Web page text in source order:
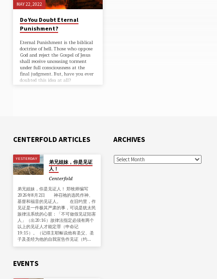
MAY 22, 2022
Do You Doubt Eternal
Punishment?
Eternal Punishment is the biblical
doctrine of hell. Those who oppose
God and reject the Gospel of Jesus
shall receive unceasing torment
under full consciousness at the
final judgment. But, have you ever
doubted this idea at all?
CENTERFOLD ARTICLES
YESTERDAY
弟兄姐妹，你是见证
人！
Centerfold
弟兄姐妹，你是见证人！ 郑牧师编写
2026年8月2日 神召祂的选民作神、
基督和福音的见证人。 在旧约里，作
见证是一件极其严肃的事，可说是犹太民
族律法系统的心脏：「不可做假见证陷害
人」（出20:16）故律法指定必须有两个
以上的见证人才能定罪（申命记
19:15）。（记得主耶稣说他有圣父、圣
子及圣经为他的自我宣告作见证（约…
ARCHIVES
EVENTS